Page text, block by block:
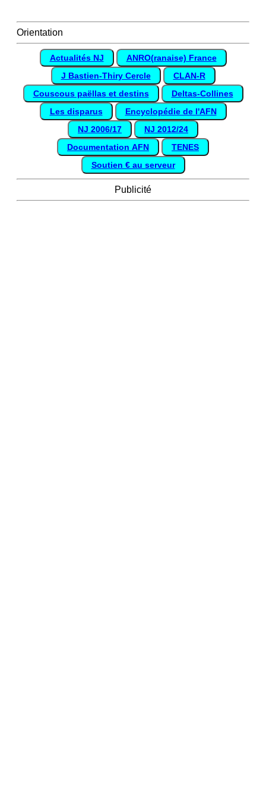
Orientation
Actualités NJ
ANRO(ranaise) France
J Bastien-Thiry Cercle
CLAN-R
Couscous paëllas et destins
Deltas-Collines
Les disparus
Encyclopédie de l'AFN
NJ 2006/17
NJ 2012/24
Documentation AFN
TENES
Soutien € au serveur
Publicité